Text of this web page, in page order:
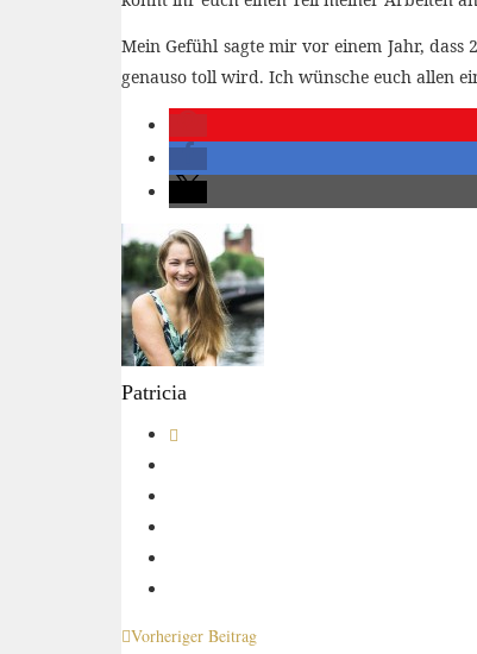
Mein Gefühl sagte mir vor einem Jahr,
genauso toll wird. Ich wünsche euch allen
Patricia
Vorheriger Beitrag